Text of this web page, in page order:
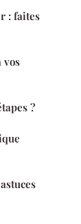
: faites
vos
?